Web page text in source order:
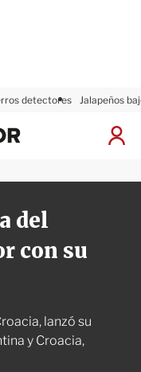
detectores Jalapeños
I
x
l
i
o
r
del
con su
lanzó su
y Croacia,